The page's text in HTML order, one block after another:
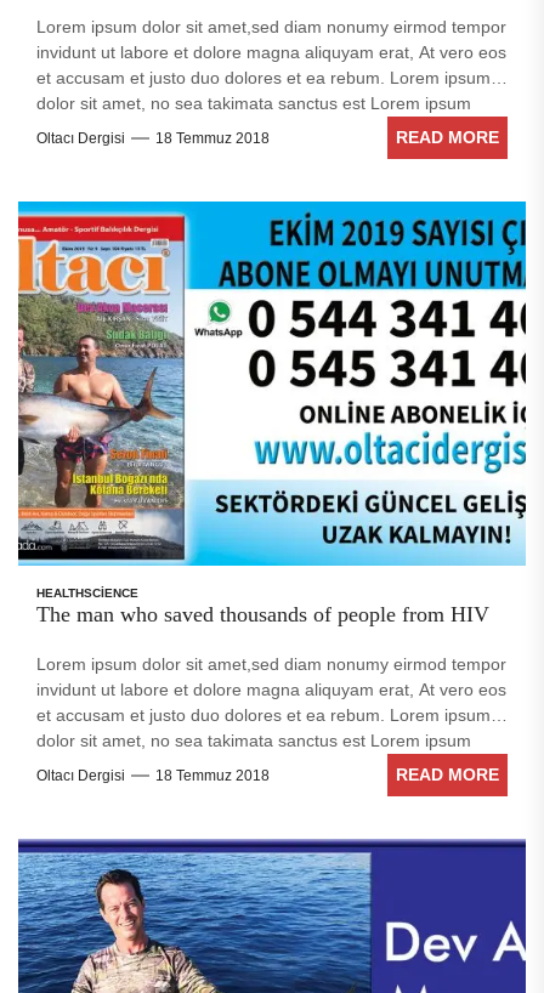
Lorem ipsum dolor sit amet,sed diam nonumy eirmod tempor
invidunt ut labore et dolore magna aliquyam erat, At vero eos
et accusam et justo duo dolores et ea rebum. Lorem ipsum
dolor sit amet, no sea takimata sanctus est Lorem ipsum
dolor sit amet. Stet clita kasd gubergren, no sea takimata
sanctus est Lorem ipsum dolor sit amet. sed diam voluptua.
Oltacı Dergisi 18 Temmuz 2018 READ MORE
HEALTHSCIENCE
The man who saved thousands of people from HIV
Lorem ipsum dolor sit amet,sed diam nonumy eirmod tempor
invidunt ut labore et dolore magna aliquyam erat, At vero eos
et accusam et justo duo dolores et ea rebum. Lorem ipsum
dolor sit amet, no sea takimata sanctus est Lorem ipsum
dolor sit amet. Stet clita kasd gubergren, no sea takimata
sanctus est Lorem ipsum dolor sit amet. sed diam voluptua.
Oltacı Dergisi 18 Temmuz 2018 READ MORE